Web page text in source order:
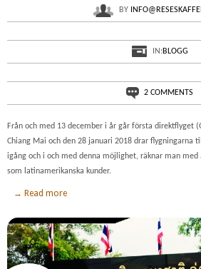
BY
IN:BLOGG
2 COMMENTS
Från och med 13 december i år går första direktflyget
Chiang Mai och den 28 januari 2018 drar flygningarna
igång och i och med denna möjlighet, räknar man med
som latinamerikanska kunder.
→ Read more